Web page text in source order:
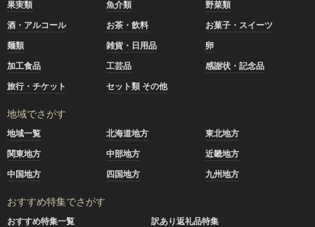
果実類
魚介類
野菜類
酒・アルコール
お茶・飲料
お菓子・スイーツ
麺類
雑貨・日用品
卵
加工食品
工芸品
感謝状・記念品
旅行・チケット
セット類 その他
地域でさがす
地域一覧 北海道地方
東北地方
関東地方
中部地方
近畿地方
中国地方
四国地方 九州地方
おすすめ特集でさがす
おすすめ特集一覧
訳あり返礼品特集